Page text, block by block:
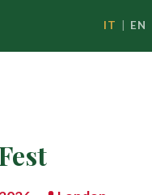
IT EN